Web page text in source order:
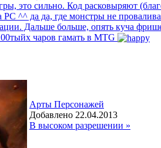
это сильно. Код расковыряют
^^ да да, где монстры не
Дальше больше, опять куча
чаров гамать в MTG
Арты Персонажей
Добавлено 22.04.2013
В высоком разрешении »